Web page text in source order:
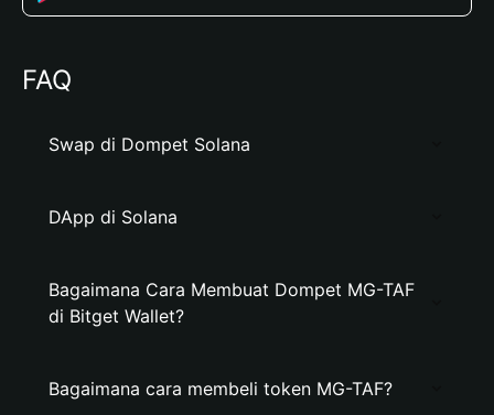
FAQ
Swap di Dompet Solana
DApp di Solana
Bagaimana Cara Membuat Dompet MG-TAF
di Bitget Wallet?
Bagaimana cara membeli token MG-TAF?